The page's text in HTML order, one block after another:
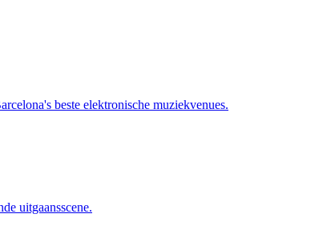
beste elektronische muziekvenues.
uitgaansscene.